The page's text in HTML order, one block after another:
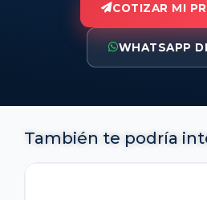
COTIZAR MI
WHATSAPP
También te podría